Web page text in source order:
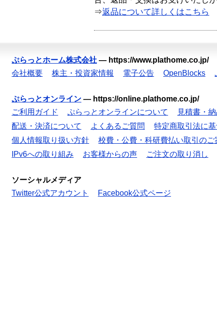
⇒返品について詳しくはこちら
ぷらっとホーム株式会社 — https://www.plathome.co.jp/
会社概要
株主・投資家情報 電子公告 OpenBlocks
ぷらっとオンライン — https://online.plathome.co.jp/
ご利用ガイド
ぷらっとオンラインについて
見積書・
配送・決済について
よくあるご質問
特定商取引法に
個人情報取り扱い方針
校費・公費・科研費払い取引のご
IPv6への取り組み
お客様からの声 ご注文の取り消し
ソーシャルメディア
Twitter公式アカウント
Facebook公式ページ